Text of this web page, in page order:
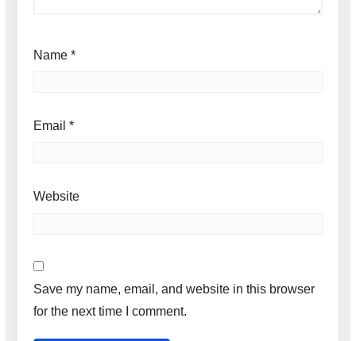
Name *
Email *
Website
Save my name, email, and website in this browser
for the next time I comment.